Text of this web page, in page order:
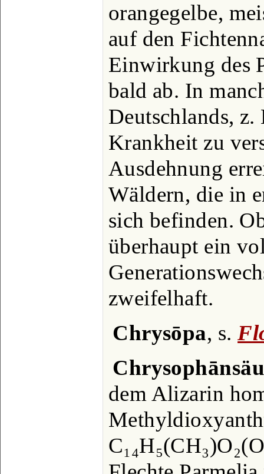
orangegelbe,
auf den
Einwirkung des
bald ab. In
Deutschlands,
Krankheit zu
Ausdehnung
Wäldern, die in
sich befinden.
überhaupt ein
zweifelhaft.
Chrysōpa, s.
dem Alizarin